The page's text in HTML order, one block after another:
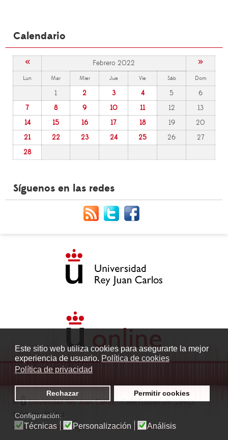
Este sitio web utiliza cookies para asegurarte la mejor
experiencia de usuario. Política de cookies
Política de privacidad
Rechazar Permitir cookies
Configuración:
Técnicas Personalización Análisis
Calendario
« Febrero 2022 »
Lun Mar Mier Jue Vie Sáb Dom
1 2 3 4 5
6
7
8 9 10 11 12
13
14
15 16 17 18 19
20
21
22 23 24 25 26
27
28
Síguenos en las redes
© Universidad Rey Juan Carlos- Calle Tulipán s/n. 28933
Móstoles. Madrid
radio.fuenlabrada1@urjc.es|Protección de datos|